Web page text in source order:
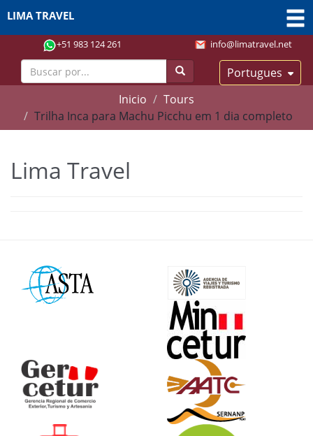
+51 983 124 261 info@limatravel.net
Portugues
LIMA TRAVEL
Inicio
Tours
Trilha Inca para Machu Picchu em 1 dia completo
Lima Travel